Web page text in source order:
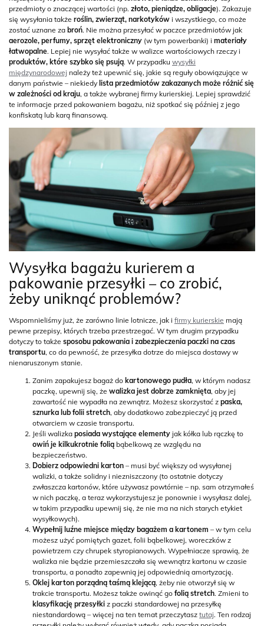
przedmioty o znaczącej wartości (np. złoto, pieniądze, obligacje). Zakazuje
się wysyłania także roślin, zwierząt, narkotyków i wszystkiego, co może
zostać uznane za broń. Nie można przesyłać w paczce przedmiotów jak
aerozole, perfumy, sprzęt elektroniczny (w tym powerbanki) i materiały
łatwopalne. Lepiej nie wysyłać także w walizce wartościowych rzeczy i
produktów, które szybko się psują. W przypadku wysyłki
międzynarodowej należy też upewnić się, jakie są reguły obowiązujące w
danym państwie – niekiedy lista przedmiotów zakazanych może różnić się
w zależności od kraju, a także wybranej firmy kurierskiej. Lepiej sprawdzić
te informacje przed pakowaniem bagażu, niż spotkać się później z jego
konfiskatą lub karą finansową.
Wysyłka bagażu kurierem a
pakowanie przesyłki – co zrobić,
żeby uniknąć problemów?
Wspomnieliśmy już, że zarówno linie lotnicze, jak i firmy kurierskie mają
pewne przepisy, których trzeba przestrzegać. W tym drugim przypadku
dotyczy to także sposobu pakowania i zabezpieczenia paczki na czas
transportu, co da pewność, że przesyłka dotrze do miejsca dostawy w
nienaruszonym stanie.
Zanim zapakujesz bagaż do kartonowego pudła, w którym nadasz
paczkę, upewnij się, że walizka jest dobrze zamknięta, aby jej
zawartość nie wypadła na zewnątrz. Możesz skorzystać z paska,
sznurka lub folii stretch, aby dodatkowo zabezpieczyć ją przed
otwarciem w czasie transportu.
Jeśli walizka posiada wystające elementy jak kółka lub rączkę to
owiń je kilkukrotnie folią bąbelkową ze względu na
bezpieczeństwo.
Dobierz odpowiedni karton – musi być większy od wysyłanej
walizki, a także solidny i niezniszczony (to ostatnie dotyczy
zwłaszcza kartonów, które używasz powtórnie – np. sam otrzymałeś
w nich paczkę, a teraz wykorzystujesz je ponownie i wysyłasz dalej,
w takim przypadku upewnij się, że nie ma na nich starych etykiet
wysyłkowych).
Wypełnij luźne miejsce między bagażem a kartonem – w tym celu
możesz użyć pomiętych gazet, folii bąbelkowej, woreczków z
powietrzem czy chrupek styropianowych. Wypełniacze sprawią, że
walizka nie będzie przemieszczała się wewnątrz kartonu w czasie
transportu, a ponadto zapewnią jej odpowiednią amortyzację.
Oklej karton porządną taśmą klejącą, żeby nie otworzył się w
trakcie transportu. Możesz także owinąć go folią stretch. Zmieni to
klasyfikację przesyłki z paczki standardowej na przesyłkę
niestandardową – więcej na ten temat przeczytasz tutaj. Ten rodzaj